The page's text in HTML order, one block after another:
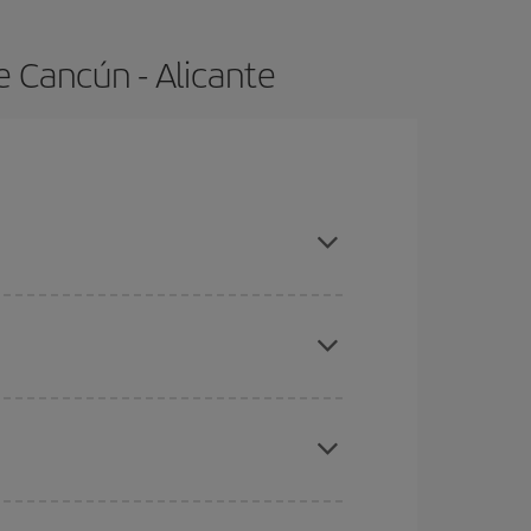
- Alicante